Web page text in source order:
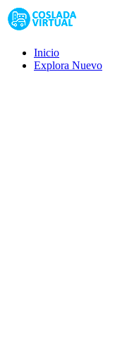
Inicio
Explora Nuevo